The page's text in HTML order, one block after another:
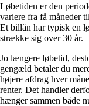
Løbetiden er den
variere fra få måneder
Et billån har typisk en
strække sig over 30 år.
Jo længere løbetid,
gengæld betaler du
højere afdrag hver
renter. Det handler
hænger sammen både